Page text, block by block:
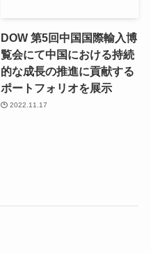
DOW 第5回中国国際輸入博
覧会にて中国における持続
的な成長の推進に貢献する
ポートフォリオを展示
2022.11.17